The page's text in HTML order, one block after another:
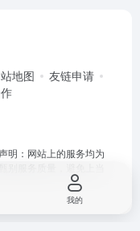
地图
友链申请
明：网站上的服务均为
我的